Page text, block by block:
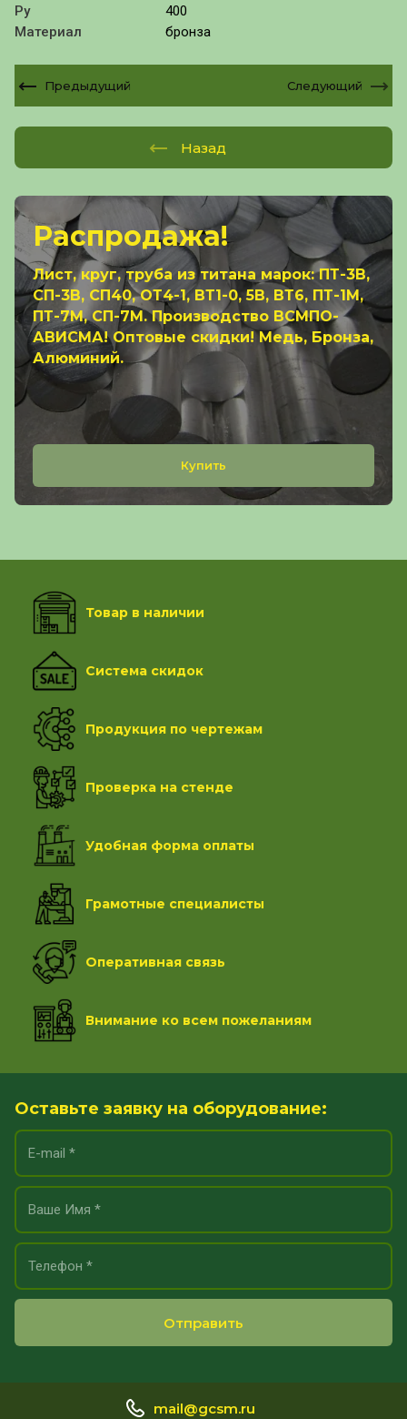
Распродажа!
Лист, круг, труба из титана марок: ПТ-3В,
СП-3В, СП40, ОТ4-1, ВТ1-0, 5В, ВТ6, ПТ-1М,
ПТ-7М, СП-7М. Производство ВСМПО-
АВИСМА! Оптовые скидки! Медь, Бронза,
Алюминий.
Купить
Ру
400
Материал
бронза
Предыдущий Следующий
Назад
Товар в наличии
Система скидок
Продукция по чертежам
Проверка на стенде
Удобная форма оплаты
Грамотные специалисты
Оперативная связь
Внимание ко всем пожеланиям
Оставьте заявку на оборудование:
Отправить
mail@gcsm.ru